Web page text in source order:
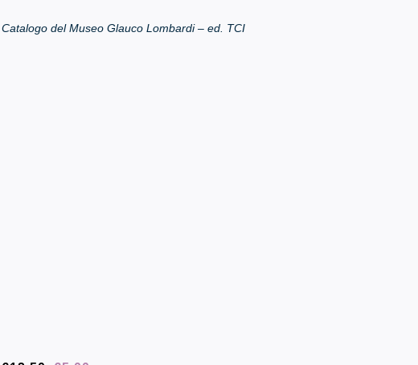
Catalogo del Museo Glauco Lombardi – ed. TCI